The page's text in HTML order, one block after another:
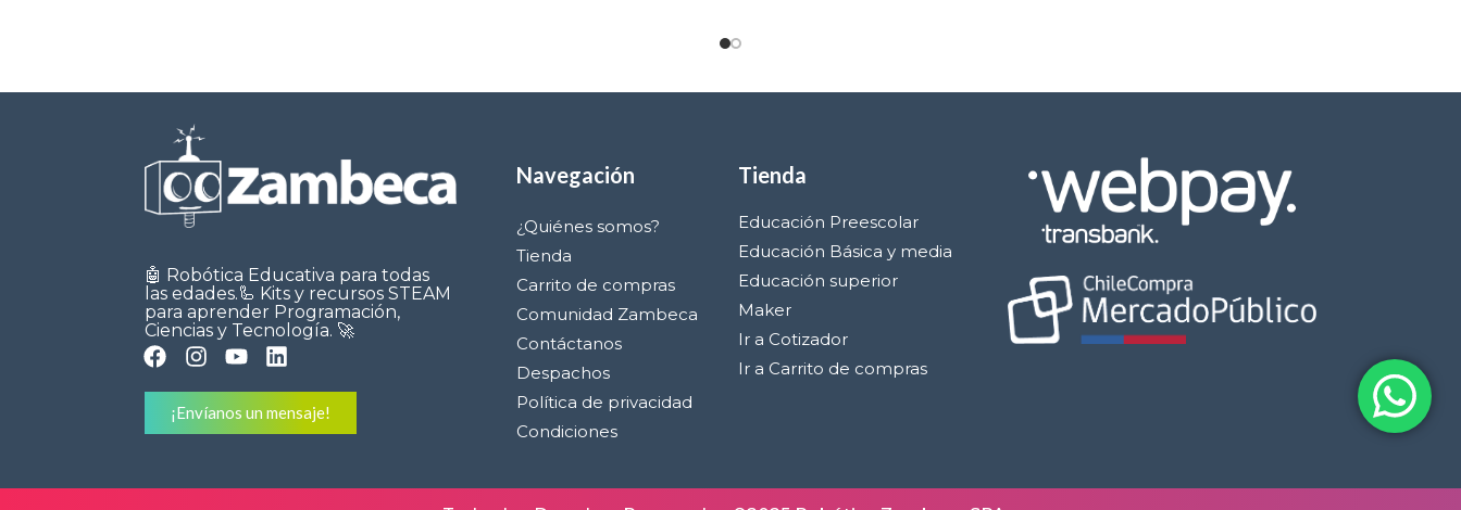
🤖 Robótica Educativa para todas
las edades.🦾 Kits y recursos STEAM
para aprender Programación,
Ciencias y Tecnología. 🚀
¡Envíanos un mensaje!
Navegación
¿Quiénes somos?
Tienda
Carrito de compras
Comunidad Zambeca
Contáctanos
Despachos
Política de privacidad
Condiciones
Tienda
Educación Preescolar
Educación Básica y media
Educación superior
Maker
Ir a Cotizador
Ir a Carrito de compras